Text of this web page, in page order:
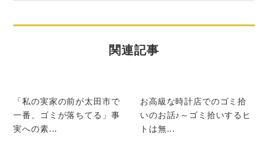
関連記事
「私の実家の前が太田市で
一番、ゴミが落ちてる」事
実への素...
お高級な時計店でのゴミ拾
いのお話♪～ゴミ拾いするヒ
トは無...